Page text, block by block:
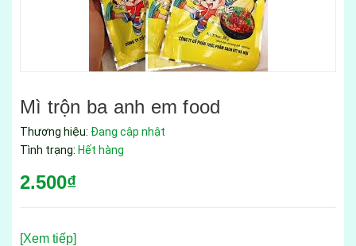
Mì trộn ba anh em food
Thương hiệu: Đang cập nhật
Tình trạng: Hết hàng
2.500₫
[Xem tiếp]